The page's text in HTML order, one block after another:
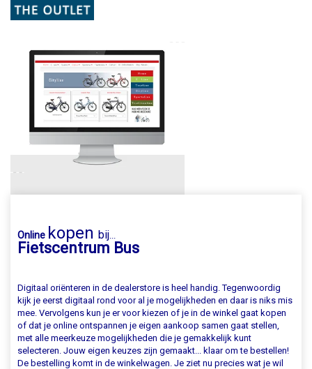
Online kopen bij
Fietscentrum Bus
Digitaal oriënteren in de dealerstore is heel handig. Tegenwoordig
kijk je eerst digitaal rond voor al je mogelijkheden en daar is niks mis
mee. Vervolgens kun je er voor kiezen of je in de winkel gaat kopen
of dat je online ontspannen je eigen aankoop samen gaat stellen,
met alle meerkeuze mogelijkheden die je gemakkelijk kunt
selecteren. Jouw eigen keuzes zijn gemaakt... klaar om te bestellen!
De bestelling komt in de winkelwagen. Je ziet nu precies wat je wil